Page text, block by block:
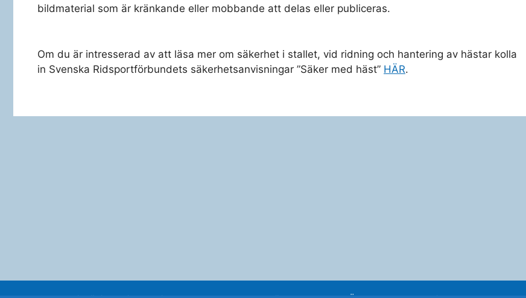
bildmaterial som är kränkande eller mobbande att delas eller publiceras.
Om du är intresserad av att läsa mer om säkerhet i stallet, vid ridning och hantering av hästar kolla
in Svenska Ridsportförbundets säkerhetsanvisningar ”Säker med häst” HÄR.